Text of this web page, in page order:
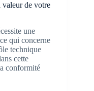
valeur de votre
une
qui concerne
technique
cette
conformité